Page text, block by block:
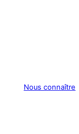
Nous connaître